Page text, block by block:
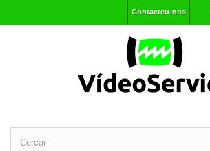
Contacteu-nos